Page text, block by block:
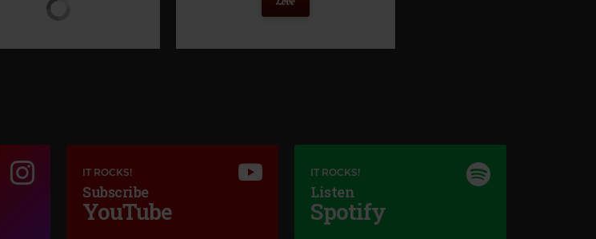
IT ROCKS!
Subscribe
YouTube
IT ROCKS!
Listen
Spotify